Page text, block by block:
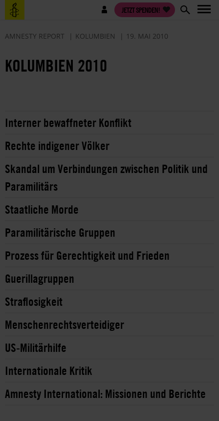
Direkt
zum
Benutzermenü JETZT SPENDEN!
AMNESTY REPORT KOLUMBIEN 19. MAI 2010
KOLUMBIEN 2010
Interner bewaffneter Konflikt
Rechte indigener Völker
Skandal um Verbindungen zwischen Politik und
Paramilitärs
Staatliche Morde
Paramilitärische Gruppen
Prozess für Gerechtigkeit und Frieden
Guerillagruppen
Straflosigkeit
Menschenrechtsverteidiger
US-Militärhilfe
Internationale Kritik
Amnesty International: Missionen und Berichte